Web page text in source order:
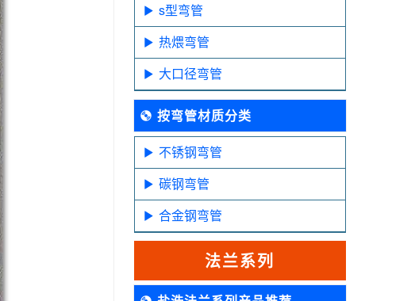
s型弯管
热煨弯管
大口径弯管
按弯管材质分类
不锈钢弯管
碳钢弯管
合金钢弯管
法兰系列